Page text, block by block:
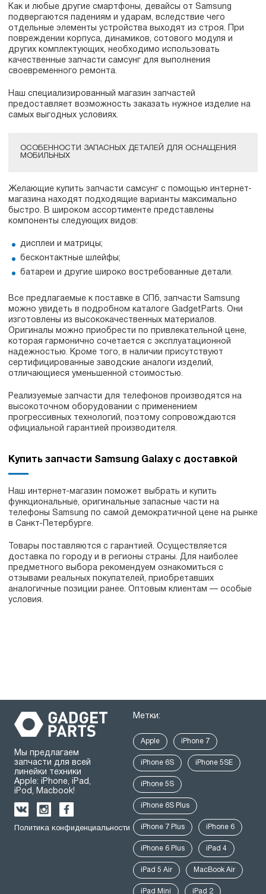
Как и любые другие смартфоны, девайсы от Samsung
подвергаются падениям и ударам, вследствие чего
отдельные элементы устройства выходят из строя. При
повреждении корпуса, динамиков, сотового модуля и
других комплектующих, необходимо использовать
качественные запчасти самсунг для выполнения
своевременного ремонта.
Наш специализированный магазин запчастей
предоставляет возможность заказать нужное изделие на
самых выгодных условиях.
ОСОБЕННОСТИ ЗАПАСНЫХ ДЕТАЛЕЙ ДЛЯ ОСНАЩЕНИЯ
МОБИЛЬНЫХ
Желающие купить запчасти самсунг с помощью интернет-
магазина находят подходящие варианты максимально
быстро. В широком ассортименте представлены
компоненты следующих видов:
дисплеи и матрицы;
бесконтактные шлейфы;
батареи и другие широко востребованные детали.
Все предлагаемые к поставке в СПб, запчасти Samsung
можно увидеть в подробном каталоге GadgetParts. Они
изготовлены из высококачественных материалов.
Оригиналы можно приобрести по привлекательной цене,
которая гармонично сочетается с эксплуатационной
надежностью. Кроме того, в наличии присутствуют
сертифицированные заводские аналоги изделий,
отличающиеся уменьшенной стоимостью.
Реализуемые запчасти для телефонов производятся на
высокоточном оборудовании с применением
прогрессивных технологий, поэтому сопровождаются
официальной гарантией производителя.
Купить запчасти Samsung Galaxy с доставкой
Наш интернет-магазин поможет выбрать и купить
функциональные, оригинальные запасные части на
телефоны Samsung по самой демократичной цене на рынке
в Санкт-Петербурге.
Товары поставляются с гарантией. Осуществляется
доставка по городу и в регионы страны. Для наиболее
предметного выбора рекомендуем ознакомиться с
отзывами реальных покупателей, приобретавших
аналогичные позиции ранее. Оптовым клиентам — особые
условия.
Мы предлагаем
запчасти для всей
линейки техники
Apple: iPhone, iPad,
iPod, Macbook!
Политика конфиденциальности
Метки:
Apple iPhone 7
iPhone 6S iPhone 5SE
iPhone 5S
iPhone 6S Plus
iPhone 7 Plus iPhone 6
iPhone 6 Plus iPad 4
iPad 5 Air MacBook Air
iPad Mini iPad 2